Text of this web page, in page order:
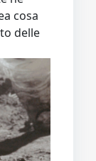
cosa
delle